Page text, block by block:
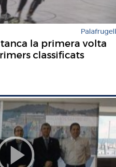
Palafrugell
la primera volta
classificats